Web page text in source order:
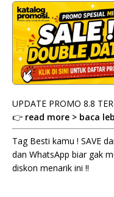
UPDATE PROMO 8.8
👉 read more > baca
Tag Besti kamu ! SAVE
dan WhatsApp biar gak
diskon menarik ini !!